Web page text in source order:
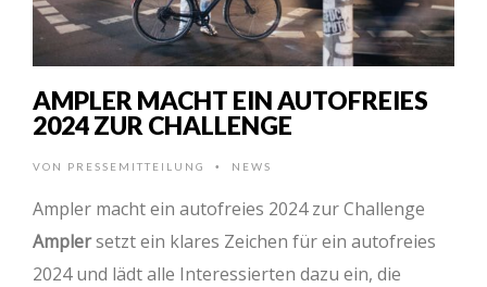
AMPLER MACHT EIN AUTOFREIES
2024 ZUR CHALLENGE
VON PRESSEMITTEILUNG • NEWS
Ampler macht ein autofreies 2024 zur Challenge
Amplersetzt ein klares Zeichen für ein autofreies
2024 und lädt alle Interessierten dazu ein, die